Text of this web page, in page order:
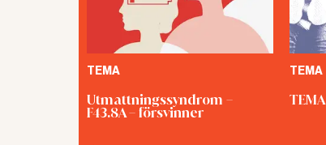
TEMA
Utmattningssyndrom –
F43.8A – försvinner
TEMA